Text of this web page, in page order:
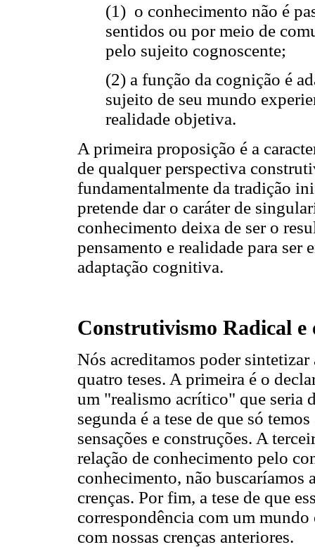
(1) o conhecimento não é
sentidos ou por meio de
pelo sujeito cognoscente;
(2) a função da cognição é
sujeito de seu mundo
realidade objetiva.
A primeira proposição é a
de qualquer perspectiva
fundamentalmente da tradição
pretende dar o caráter de
conhecimento deixa de ser o
pensamento e realidade para ser
adaptação cognitiva.
Construtivismo Radical e
Nós acreditamos poder
quatro teses. A primeira é o
um "realismo acrítico" que seria
segunda é a tese de que só
sensações e construções. A
relação de conhecimento pelo
conhecimento, não buscaríamos
crenças. Por fim, a tese de que
correspondência com um
com nossas crenças anteriores.